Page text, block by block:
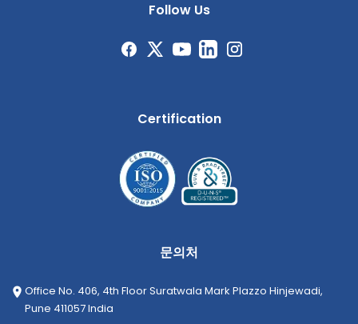
Follow Us
Certification
문의처
Office No. 406, 4th Floor Suratwala Mark Plazzo Hinjewadi,
Pune 411057 India